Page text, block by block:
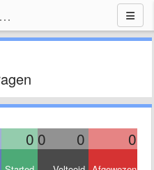
Kindle, Kindle Paperwhite, Kindle Voyage
0 0 0 0